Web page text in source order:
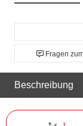
Fragen
Beschreibung